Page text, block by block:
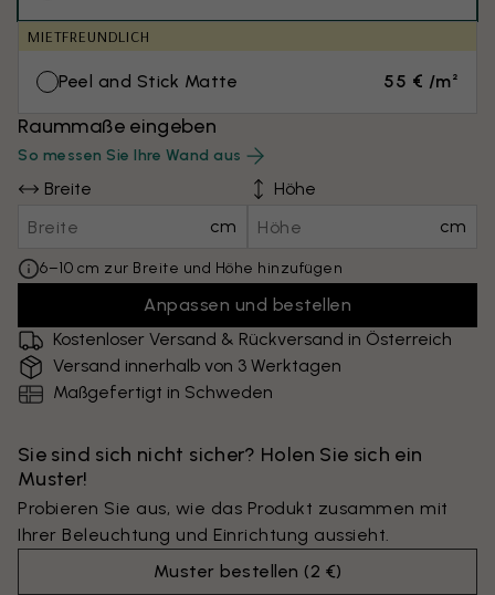
MIETFREUNDLICH
Peel and Stick Matte 55 € /m²
Raummaße eingeben
So messen Sie Ihre Wand aus
Breite
cm
Höhe
cm
6–10 cm zur Breite und Höhe hinzufügen
Anpassen und bestellen
Kostenloser Versand & Rückversand in Österreich
Versand innerhalb von 3 Werktagen
Maßgefertigt in Schweden
Sie sind sich nicht sicher? Holen Sie sich ein
Muster!
Probieren Sie aus, wie das Produkt zusammen mit
Ihrer Beleuchtung und Einrichtung aussieht.
Muster bestellen (2 €)